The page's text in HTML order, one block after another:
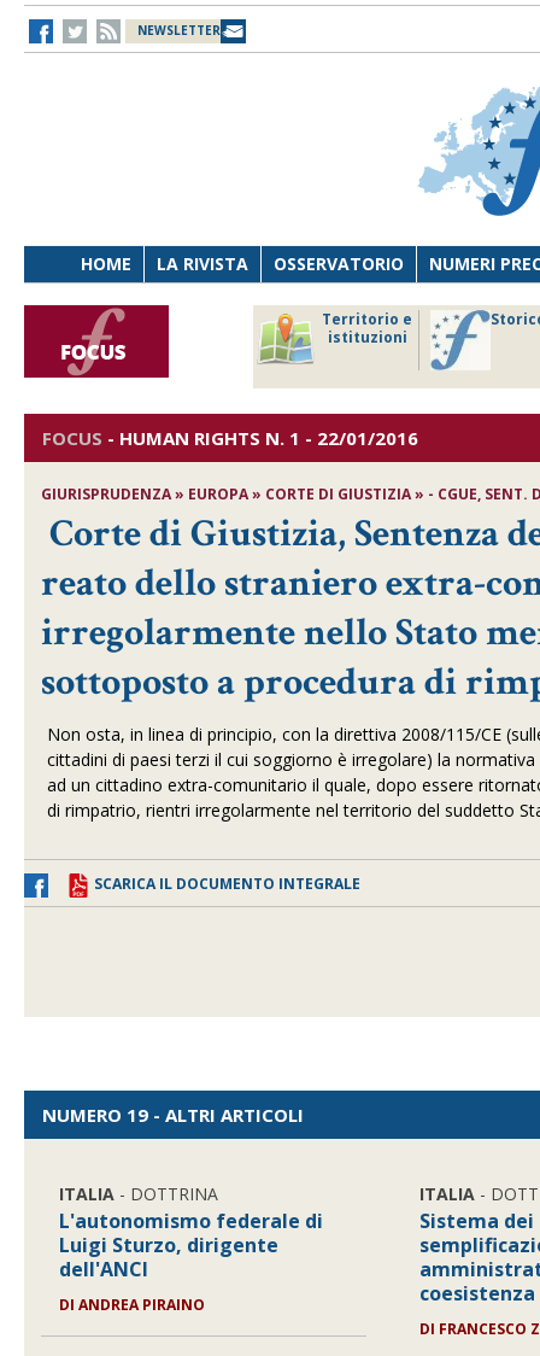
NEWSLETTER
HOME LA RIVISTA OSSERVATORIO NUMERI
Territorio e
istituzioni
FOCUS - HUMAN RIGHTS N. 1 - 22/01/2016
GIURISPRUDENZA » EUROPA » CORTE DI GIUSTIZIA » - CGUE,
Corte di Giustizia, Sentenza
reato dello straniero extra-
irregolarmente nello Stato
sottoposto a procedura di
Non osta, in linea di principio, con la direttiva 2008/115/CE
cittadini di paesi terzi il cui soggiorno è irregolare) la
ad un cittadino extra-comunitario il quale, dopo essere
di rimpatrio, rientri irregolarmente nel territorio del suddetto
SCARICA IL DOCUMENTO INTEGRALE
NUMERO 19 - ALTRI ARTICOLI
ITALIA - DOTTRINA
L'autonomismo federale di
Luigi Sturzo, dirigente
dell'ANCI
DIANDREA PIRAINO
ITALIA -
Sistema
DI FRANCESCO